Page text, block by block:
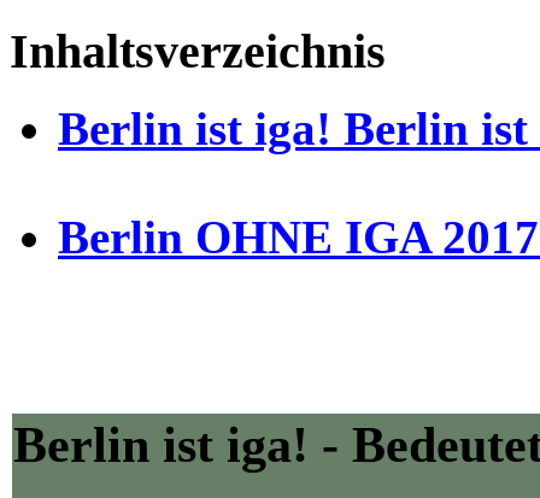
Inhaltsverzeichnis
Berlin ist iga! Berlin
Berlin OHNE IGA
Berlin ist iga! -